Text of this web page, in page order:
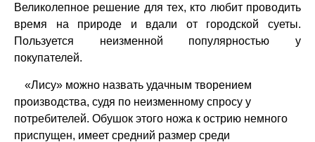
Великолепное решение для тех, кто любит проводить
время на природе и вдали от городской суеты.
Пользуется неизменной популярностью у
покупателей.
«Лису» можно назвать удачным творением
производства, судя по неизменному спросу у
потребителей. Обушок этого ножа к острию немного
приспущен, имеет средний размер среди